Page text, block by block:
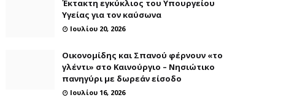
Έκτακτη εγκύκλιος του Υπουργείου
Υγείας για τον καύσωνα
Ιουλίου 20, 2026
Οικονομίδης και Σπανού φέρνουν «το
γλέντι» στο Καινούργιο – Νησιώτικο
πανηγύρι με δωρεάν είσοδο
Ιουλίου 16, 2026